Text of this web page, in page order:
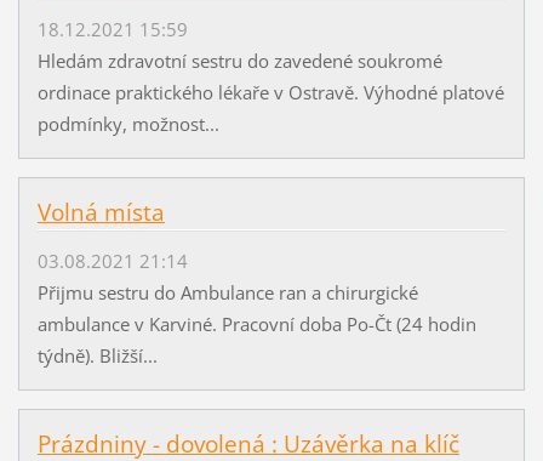
18.12.2021 15:59
Hledám zdravotní sestru do zavedené soukromé
ordinace praktického lékaře v Ostravě. Výhodné platové
podmínky, možnost...
Volná místa
03.08.2021 21:14
Přijmu sestru do Ambulance ran a chirurgické
ambulance v Karviné. Pracovní doba Po-Čt (24 hodin
týdně). Bližší...
Prázdniny - dovolená : Uzávěrka na klíč